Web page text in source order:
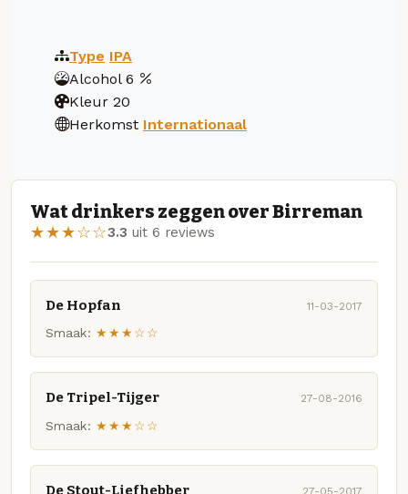
Type IPA
Alcohol 6
Kleur 20
Herkomst Internationaal
Wat drinkers zeggen over Birreman
★★★☆☆3.3 uit 6 reviews
De Hopfan 11-03-2017
Smaak: ★★★☆☆
De Tripel-Tijger 27-08-2016
Smaak: ★★★☆☆
De Stout-Liefhebber 27-05-2017